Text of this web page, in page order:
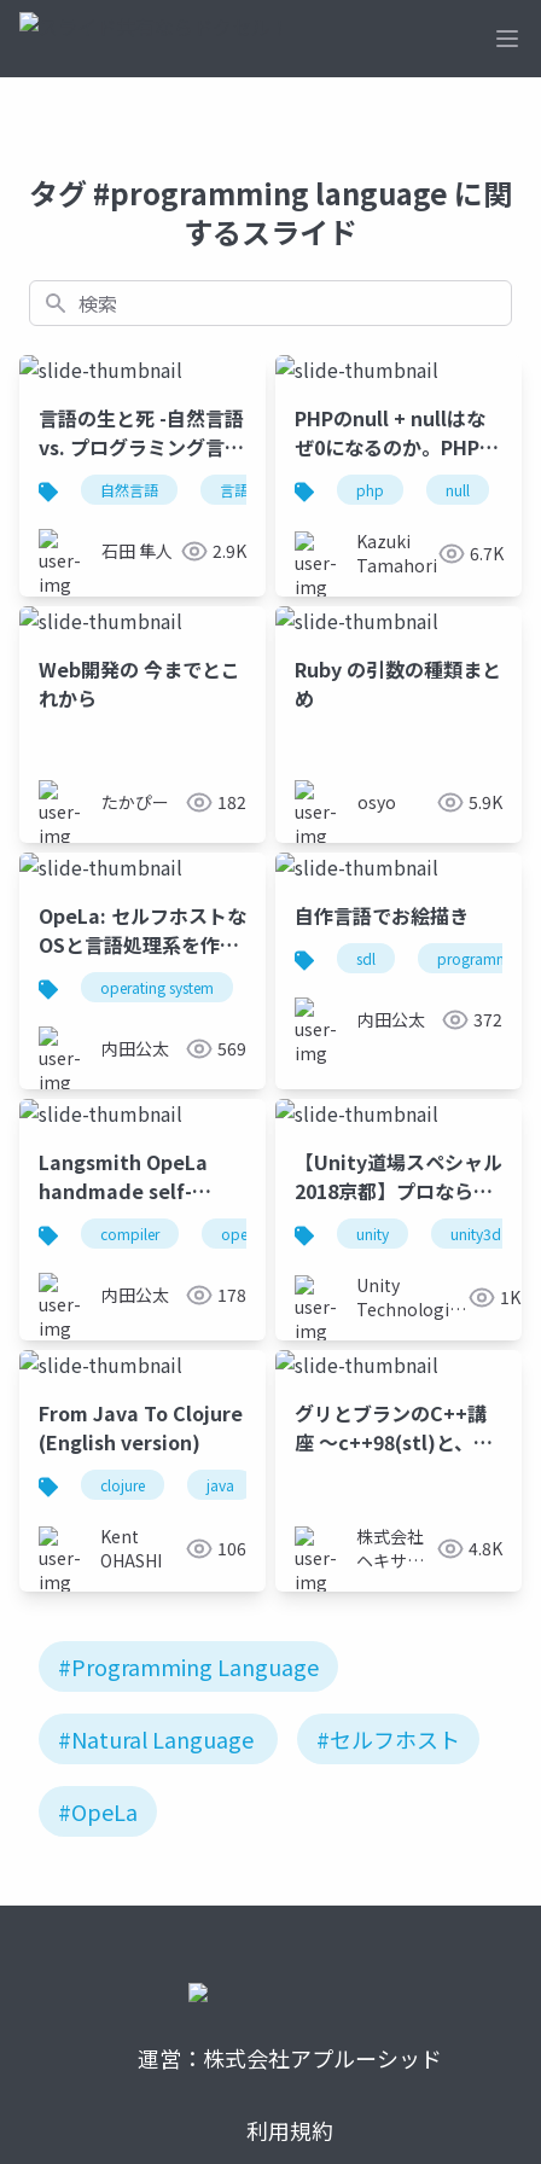
タグ #programming language に関
するスライド
検索
言語の生と死 -自然言語
vs. プログラミング言
語-
自然言語 言語学 英語学 プログラミング
石田 隼人 2.9K
PHPのnull + nullはな
ぜ0になるのか。PHPに
おけるnullの扱いを理
解して仲良くなろう
php null
Kazuki
Tamahori
6.7K
Web開発の 今までとこ
れから
たかぴー 182
Ruby の引数の種類まと
め
osyo 5.9K
OpeLa: セルフホストな
OSと言語処理系を作る
プロジェクトoperating system
内田公太 569
自作言語でお絵描き
sdl programming
内田公太 372
Langsmith OpeLa
handmade self-
hosted OS and LPS
compiler operating system programming
内田公太 178
【Unity道場スペシャル
2018京都】プロなら当
然！プログラミング技
能解説
unity unity3d
Unity
Technologies
1K
From Java To Clojure
(English version)
clojure java
Kent
OHASHI
106
グリとブランのC++講
座 ～c++98(stl)と、ほ
株式会社
ヘキサド
4.8K
#Programming Language
#Natural Language #セルフホスト
#OpeLa
運営：株式会社アプルーシッド
利用規約